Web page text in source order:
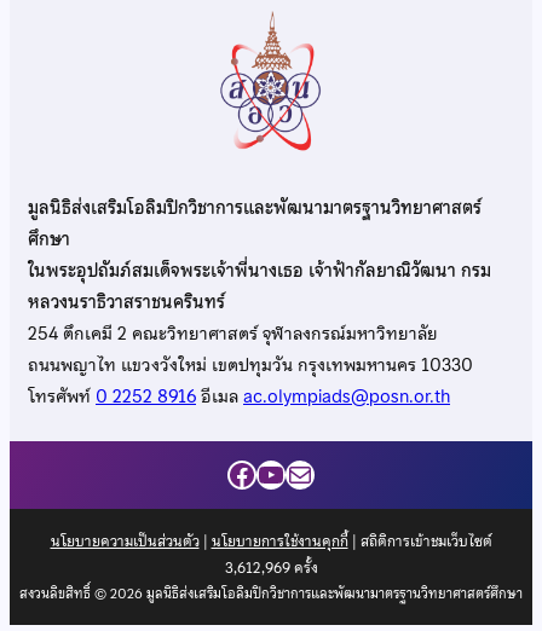
มูลนิธิส่งเสริมโอลิมปิกวิชาการและพัฒนามาตรฐานวิทยาศาสตร์
ศึกษา
ในพระอุปถัมภ์สมเด็จพระเจ้าพี่นางเธอ เจ้าฟ้ากัลยาณิวัฒนา กรม
หลวงนราธิวาสราชนครินทร์
254 ตึกเคมี 2 คณะวิทยาศาสตร์ จุฬาลงกรณ์มหาวิทยาลัย
ถนนพญาไท แขวงวังใหม่ เขตปทุมวัน กรุงเทพมหานคร 10330
โทรศัพท์0 2252 8916อีเมลac.olympiads@posn.or.th
Facebook
YouTube
Mail
นโยบายความเป็นส่วนตัว| นโยบายการใช้งานคุกกี้| สถิติการเข้าชมเว็บไซต์
3,612,969ครั้ง
สงวนลิขสิทธิ์ © 2026 มูลนิธิส่งเสริมโอลิมปิกวิชาการและพัฒนามาตรฐานวิทยาศาสตร์ศึกษา